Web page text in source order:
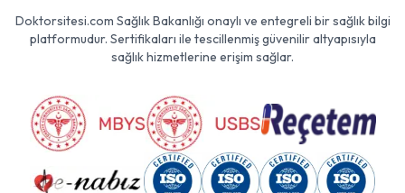
Doktorsitesi.com Sağlık Bakanlığı onaylı ve entegreli bir sağlık bilgi
platformudur. Sertifikaları ile tescillenmiş güvenilir altyapısıyla
sağlık hizmetlerine erişim sağlar.